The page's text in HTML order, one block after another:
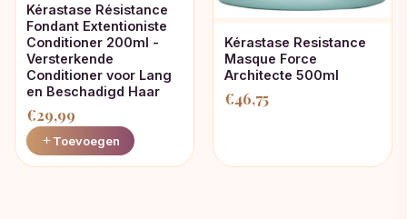
Kérastase Résistance
Fondant Extentioniste
Conditioner 200ml -
Versterkende
Conditioner voor Lang
en Beschadigd Haar
€29,99
Toevoegen
Kérastase Resistance
Masque Force
Architecte 500ml
€46,75